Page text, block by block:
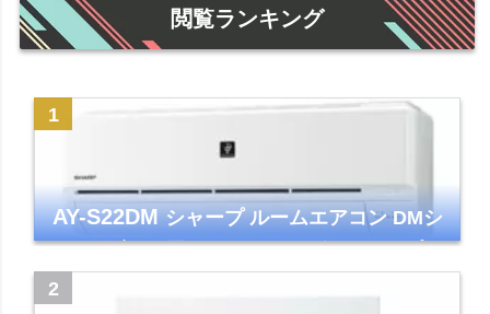
閲覧ランキング
AY-S22DMシャープ ルームエアコン DMシ
リーズ 主に6畳 ホワイト 2024年モデル プラ